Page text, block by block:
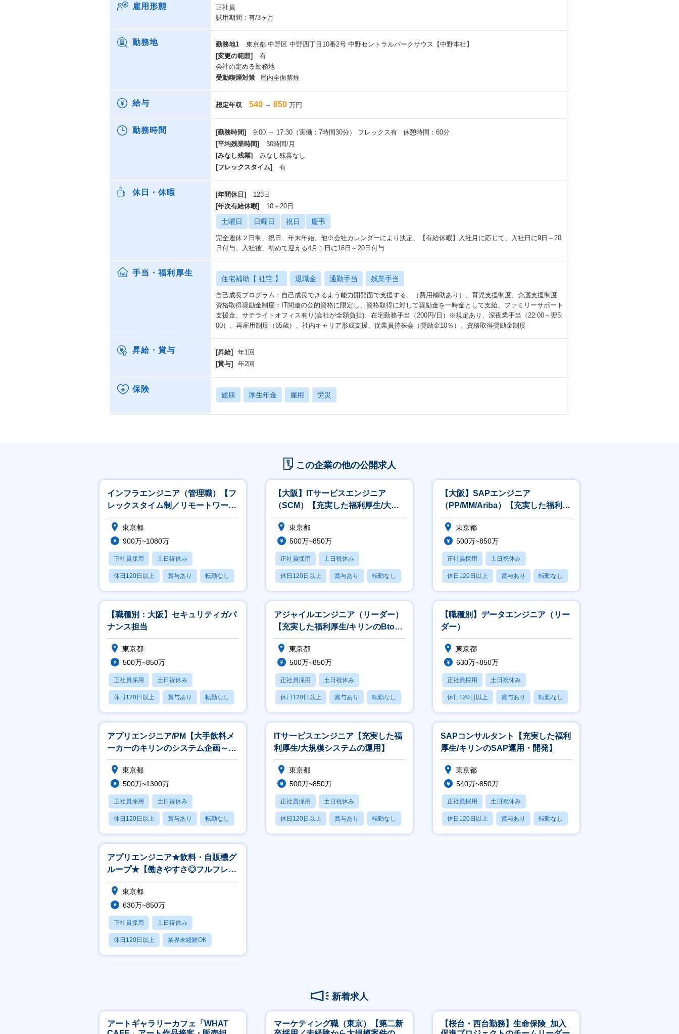
今回採用される方には、「デジタル統轄部」の一員として業務・システム両面の課題解決やソリューション提案、
事業会社のデジタルICT戦略の策定・推進支援、新技術探索の情報提供と支援などの業務を行っていただきます。
アジャイル開発の文化醸成を促していくことも重要なミッションの一つです。
キリングループからAI 活用のリードを期待されていること、デジタル化案件の対応範囲が既存のBtoC領域から他領
域に拡大していること、
ヘルスサイエンスが注力領域であることから、より多くの案件を推進していく必要があります。
ウォーターフォール開発の経験を活かしながら、アジャイル開発へのチャレンジも可能です。
～仕事の魅力(社員の声)～
・自分の意志で新しい業務に挑戦できる環境があるため、スキルの幅を広げながら成長できます。
・様々な業務を経験できるという他にも、BtoCの領域にも深く関われるため、世界的に自分の取り組みが発信され、
ダイレクトに反応を感じられる点も大きな魅力です。
新しい技術が出てきたときに、自分で調べて企画を提案し、採用され、事業として実現することは珍しくありませ
ん。
既存の課題を解決するだけでなく自分で考えた提案を業務として実現できると、やりがいを感じられます。
雇用形態
正社員
試用期間：有/3ヶ月
勤務地 勤務地1
東京都 中野区 中野四丁目10番2号 中野セントラルパークサウス【中野本社】
[変更の範囲]
有
会社の定める勤務地
受動喫煙対策
屋内全面禁煙
給与 想定年収 540 ～ 850 万円
勤務時間 [勤務時間]
9:00 ～ 17:30（実働：7時間30分） フレックス有 休憩時間：60分
[平均残業時間]
30時間/月
[みなし残業]
みなし残業なし
[フレックスタイム]
有
休日・休暇 [年間休日]
123日
[年次有給休暇]
10～20日
土曜日 日曜日 祝日 慶弔
完全週休２日制、祝日、年末年始、他※会社カレンダーにより決定、【有給休暇】入社月に応じて、入社日に9日～20
日付与、入社後、初めて迎える4月１日に16日～20日付与
手当・福利厚生
住宅補助【 社宅 】 退職金 通勤手当 残業手当
自己成長プログラム：自己成長できるよう能力開発面で支援する。（費用補助あり）、育児支援制度、介護支援制度
資格取得奨励金制度：IT関連の公的資格に限定し、資格取得に対して奨励金を一時金として支給、ファミリーサポート
支援金、サテライトオフィス有り(会社が全額負担)、在宅勤務手当（200円/日）※規定あり、深夜業手当（22:00～翌5:
00）、再雇用制度（65歳）、社内キャリア形成支援、従業員持株会（奨励金10％）、資格取得奨励金制度
昇給・賞与 [昇給]
年1回
[賞与]
年2回
保険
健康 厚生年金 雇用 労災
この企業の他の公開求人
インフラエンジニア（管理職）【フ
レックスタイム制／リモートワーク
可／キリングループ向け】
東京都
900万~1080万
正社員採用 土日祝休み
休日120日以上 賞与あり 転勤なし
【大阪】ITサービスエンジニア
（SCM）【充実した福利厚生/大規
模システムの運用】
東京都
500万~850万
正社員採用 土日祝休み
休日120日以上 賞与あり 転勤なし
【大阪】SAPエンジニア
（PP/MM/Ariba）【充実した福利厚
生/キリンのSAP運用・開発】
東京都
500万~850万
正社員採用 土日祝休み
休日120日以上 賞与あり 転勤なし
【職種別：大阪】セキュリティガバ
ナンス担当
東京都
500万~850万
正社員採用 土日祝休み
休日120日以上 賞与あり 転勤なし
アジャイルエンジニア（リーダー）
【充実した福利厚生/キリンのBtoC
領域の開発】
東京都
500万~850万
正社員採用 土日祝休み
休日120日以上 賞与あり 転勤なし
【職種別】データエンジニア（リー
ダー）
東京都
630万~850万
正社員採用 土日祝休み
休日120日以上 賞与あり 転勤なし
アプリエンジニア/PM【大手飲料メ
ーカーのキリンのシステム企画～開
発運用／業務知識不問／リモート
可】東京都
500万~1300万
正社員採用 土日祝休み
休日120日以上 賞与あり 転勤なし
ITサービスエンジニア【充実した福
利厚生/大規模システムの運用】
東京都
500万~850万
正社員採用 土日祝休み
休日120日以上 賞与あり 転勤なし
SAPコンサルタント【充実した福利
厚生/キリンのSAP運用・開発】
東京都
540万~850万
正社員採用 土日祝休み
休日120日以上 賞与あり 転勤なし
アプリエンジニア★飲料・自販機グ
ループ★【働きやすさ◎フルフレッ
クス・テレワーク可】
東京都
630万~850万
正社員採用 土日祝休み
休日120日以上 業界未経験OK
賞与あり
新着求人
アートギャラリーカフェ「WHAT
マーケティング職（東京）【第二新
【桜台・西台勤務】生命保険_加入